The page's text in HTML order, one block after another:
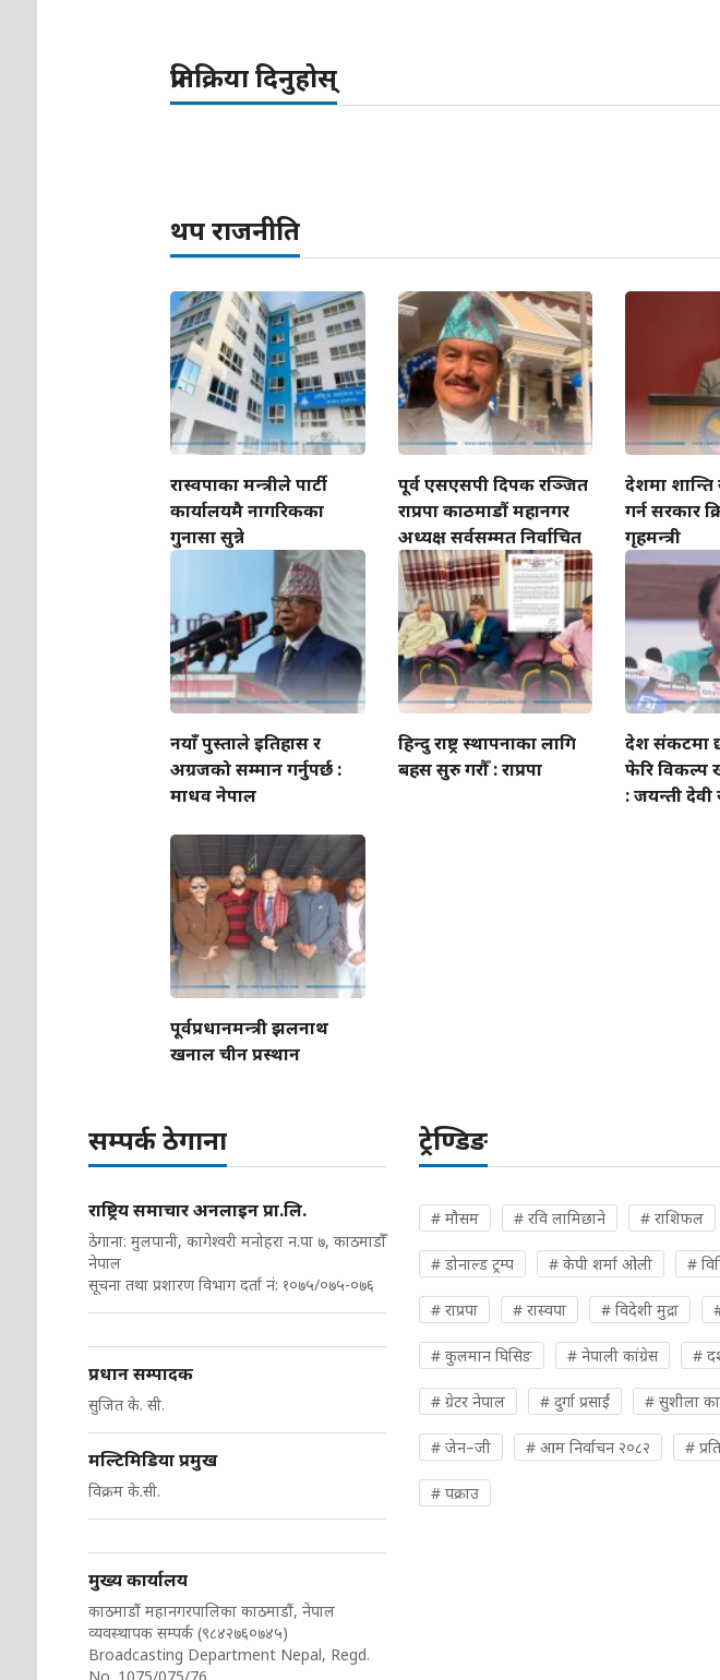
प्रतिक्रिया दिनुहोस्
थप राजनीति
रास्वपाका मन्त्रीले पार्टी
कार्यालयमै नागरिकका
गुनासा सुन्ने
पूर्व एसएसपी दिपक रञ्जित
राप्रपा काठमाडौं महानगर
अध्यक्ष सर्वसम्मत निर्वाचित
देशमा शान्ति
गर्न सरकार
गृहमन्त्री
नयाँ पुस्ताले इतिहास र
अग्रजको सम्मान गर्नुपर्छ :
माधव नेपाल
हिन्दु राष्ट्र स्थापनाका लागि
बहस सुरु गरौँ : राप्रपा
देश संकटमा
फेरि विकल्प
: जयन्ती देवी
पूर्वप्रधानमन्त्री झलनाथ
खनाल चीन प्रस्थान
सम्पर्क ठेगाना
राष्ट्रिय समाचार अनलाइन प्रा.लि.
ठेगाना: मुलपानी, कागेश्वरी मनोहरा न.पा ७, काठमाडौँ
नेपाल
सूचना तथा प्रशारण विभाग दर्ता नं: १०७५/०७५-०७६
प्रधान सम्पादक
सुजित के. सी.
मल्टिमिडिया प्रमुख
विक्रम के.सी.
मुख्य कार्यालय
काठमाडौं महानगरपालिका काठमाडौं, नेपाल
व्यवस्थापक सम्पर्क (९८४२७६०७४५)
Broadcasting Department Nepal, Regd.
ट्रेण्डिङ
# मौसम # रवि लामिछाने # राशिफल
# डोनाल्ड ट्रम्प # केपी शर्मा ओली #
# राप्रपा # रास्वपा # विदेशी मुद्रा
# कुलमान घिसिङ # नेपाली कांग्रेस #
# ग्रेटर नेपाल # दुर्गा प्रसाईं # सुशीला
# जेन–जी # आम निर्वाचन २०८२ #
# पक्राउ